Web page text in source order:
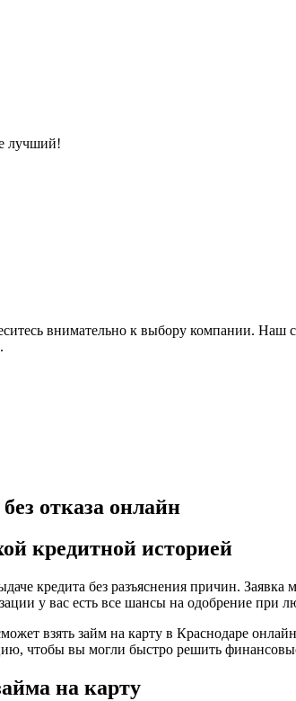
лучший!
внимательно к выбору компании.
отказа онлайн
кредитной историей
кредита без разъяснения причин.
у вас есть все шансы на одобрение при
взять займ на карту в Краснодаре
чтобы вы могли быстро решить
на карту